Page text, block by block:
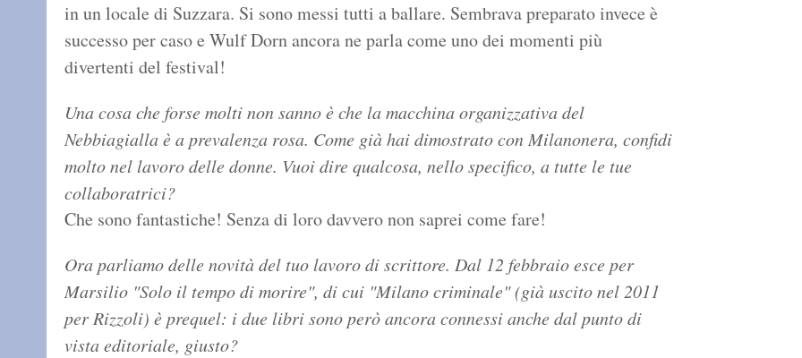
in un locale di Suzzara. Si sono messi tutti a ballare. Sembrava preparato invece è
successo per caso e Wulf Dorn ancora ne parla come uno dei momenti più
divertenti del festival!
Una cosa che forse molti non sanno è che la macchina organizzativa del
Nebbiagialla è a prevalenza rosa. Come già hai dimostrato con Milanonera, confidi
molto nel lavoro delle donne. Vuoi dire qualcosa, nello specifico, a tutte le tue
collaboratrici?
Che sono fantastiche! Senza di loro davvero non saprei come fare!
Ora parliamo delle novità del tuo lavoro di scrittore. Dal 12 febbraio esce per
Marsilio "Solo il tempo di morire", di cui "Milano criminale" (già uscito nel 2011
per Rizzoli) è prequel: i due libri sono però ancora connessi anche dal punto di
vista editoriale, giusto?